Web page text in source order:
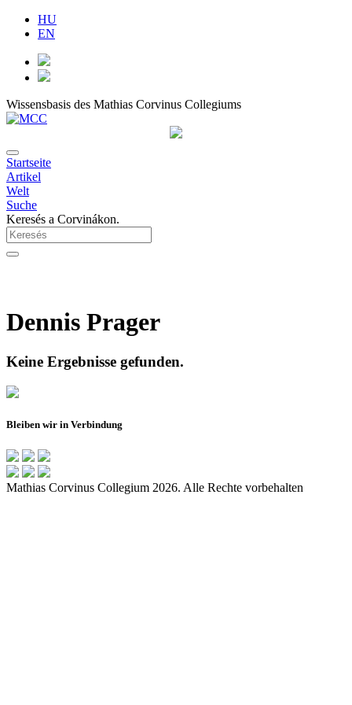
HU
EN
Wissensbasis des Mathias Corvinus Collegiums
Startseite
Artikel
Welt
Suche
Keresés a Corvinákon.
Dennis Prager
Keine Ergebnisse gefunden.
Bleiben wir in Verbindung
Mathias Corvinus Collegium 2026. Alle Rechte vorbehalten